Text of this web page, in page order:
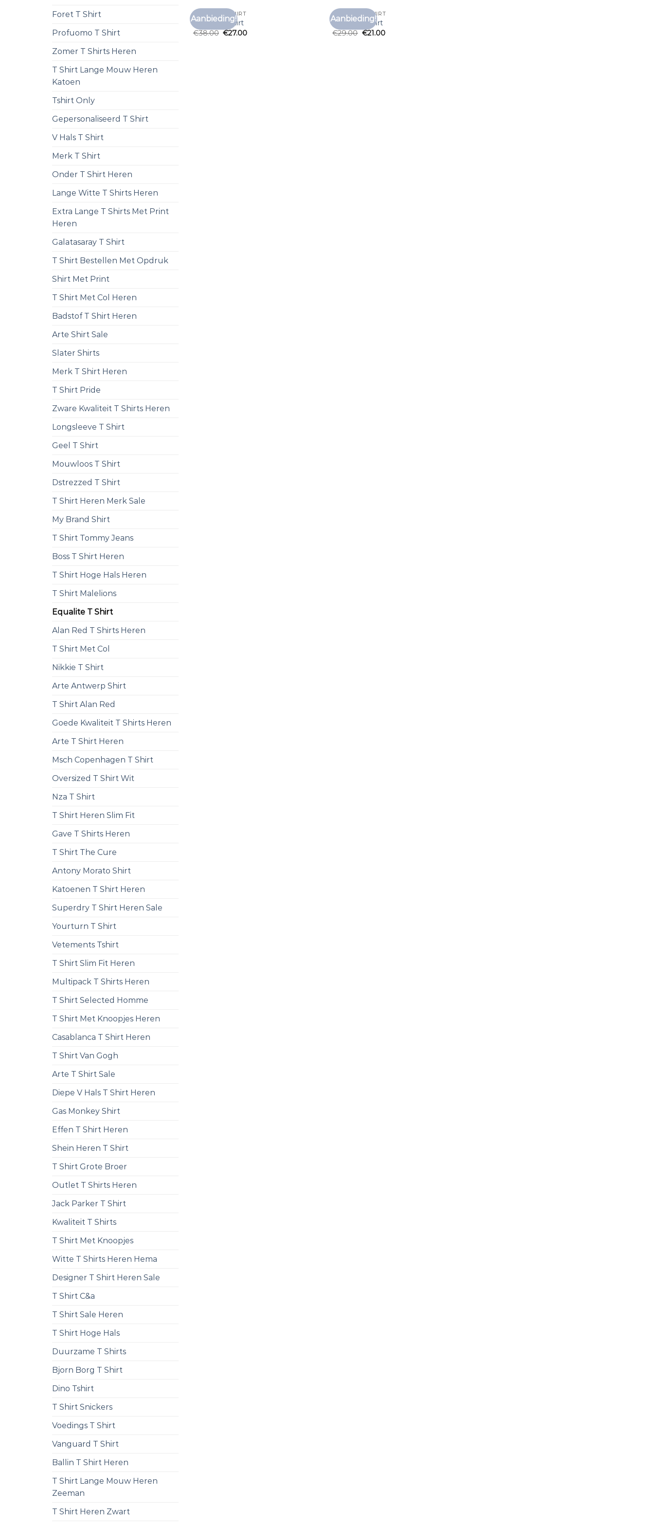
Foret T Shirt
Profuomo T Shirt
Zomer T Shirts Heren
T Shirt Lange Mouw Heren
Katoen
Tshirt Only
Gepersonaliseerd T Shirt
V Hals T Shirt
Merk T Shirt
Onder T Shirt Heren
Lange Witte T Shirts Heren
Extra Lange T Shirts Met Print
Heren
Galatasaray T Shirt
T Shirt Bestellen Met Opdruk
Shirt Met Print
T Shirt Met Col Heren
Badstof T Shirt Heren
Arte Shirt Sale
Slater Shirts
Merk T Shirt Heren
T Shirt Pride
Zware Kwaliteit T Shirts Heren
Longsleeve T Shirt
Geel T Shirt
Mouwloos T Shirt
Dstrezzed T Shirt
T Shirt Heren Merk Sale
My Brand Shirt
T Shirt Tommy Jeans
Boss T Shirt Heren
T Shirt Hoge Hals Heren
T Shirt Malelions
Equalite T Shirt
Alan Red T Shirts Heren
T Shirt Met Col
Nikkie T Shirt
Arte Antwerp Shirt
T Shirt Alan Red
Goede Kwaliteit T Shirts Heren
Arte T Shirt Heren
Msch Copenhagen T Shirt
Oversized T Shirt Wit
Nza T Shirt
T Shirt Heren Slim Fit
Gave T Shirts Heren
T Shirt The Cure
Antony Morato Shirt
Katoenen T Shirt Heren
Superdry T Shirt Heren Sale
Yourturn T Shirt
Vetements Tshirt
T Shirt Slim Fit Heren
Multipack T Shirts Heren
T Shirt Selected Homme
T Shirt Met Knoopjes Heren
Casablanca T Shirt Heren
T Shirt Van Gogh
Arte T Shirt Sale
Diepe V Hals T Shirt Heren
Gas Monkey Shirt
Effen T Shirt Heren
Shein Heren T Shirt
T Shirt Grote Broer
Outlet T Shirts Heren
Jack Parker T Shirt
Kwaliteit T Shirts
T Shirt Met Knoopjes
Witte T Shirts Heren Hema
Designer T Shirt Heren Sale
T Shirt C&a
T Shirt Sale Heren
T Shirt Hoge Hals
Duurzame T Shirts
Bjorn Borg T Shirt
Dino Tshirt
T Shirt Snickers
Voedings T Shirt
Vanguard T Shirt
Ballin T Shirt Heren
T Shirt Lange Mouw Heren
Zeeman
T Shirt Heren Zwart
Aanbieding!
EQUALITE T SHIRT
equalite t shirt
€38.00 €27.00
Aanbieding!
EQUALITE T SHIRT
equalite t shirt
€29.00 €21.00